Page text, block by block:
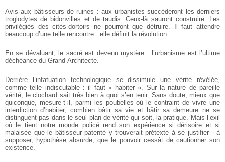
Avis aux bâtisseurs de ruines : aux urbanistes succéderont les derniers
troglodytes de bidonvilles et de taudis. Ceux-là sauront construire. Les
privilégiés des cités-dortoirs ne pourront que détruire. Il faut attendre
beaucoup d’une telle rencontre : elle définit la révolution.
En se dévaluant, le sacré est devenu mystère : l’urbanisme est l’ultime
déchéance du Grand-Architecte.
Derrière l’infatuation technologique se dissimule une vérité révélée,
comme telle indiscutable : il faut « habiter ». Sur la nature de pareille
vérité, le clochard sait très bien à quoi s’en tenir. Sans doute, mieux que
quiconque, mesure-t-il, parmi les poubelles où le contraint de vivre une
interdiction d’habiter, combien bâtir sa vie et bâtir sa demeure ne se
distinguent pas dans le seul plan de vérité qui soit, la pratique. Mais l’exil
où le tient notre monde policé rend son expérience si dérisoire et si
malaisée que le bâtisseur patenté y trouverait prétexte à se justifier - à
supposer, hypothèse absurde, que le pouvoir cessât de cautionner son
existence.